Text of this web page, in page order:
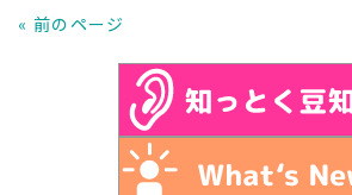
« 前のページ